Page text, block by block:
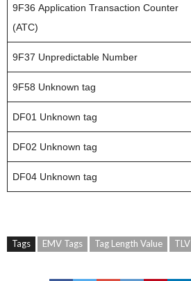
9F36 Application Transaction Counter
(ATC)
9F37 Unpredictable Number
9F58 Unknown tag
DF01 Unknown tag
DF02 Unknown tag
DF04 Unknown tag
Tags EMV Tags Tag Length Value TLV